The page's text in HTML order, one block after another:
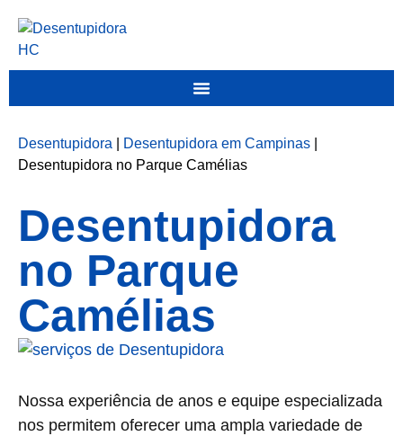
Desentupidora Desentupidora em Campinas
Desentupidora no Parque Camélias
Desentupidora
no Parque
Camélias
Nossa experiência de anos e equipe especializada
nos permitem oferecer uma ampla variedade de